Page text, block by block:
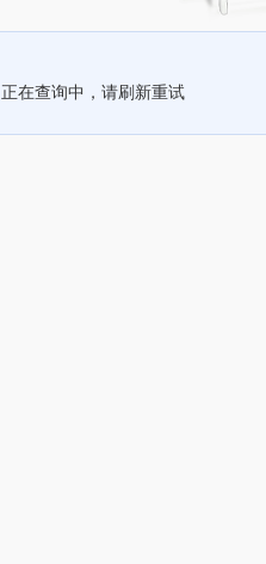
正在查询中，请刷新重试